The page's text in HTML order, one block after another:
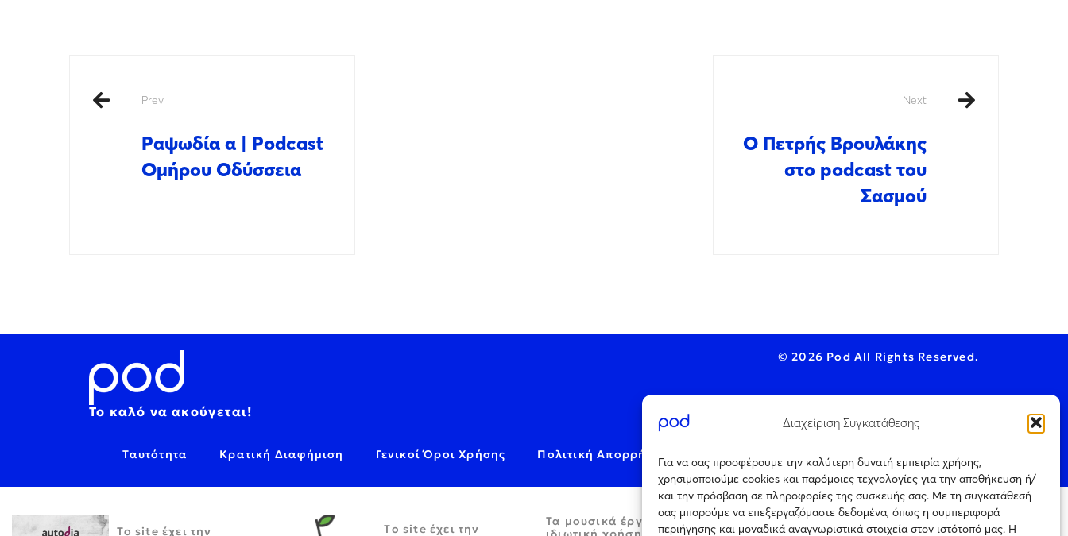
Διαχείριση Συγκατάθεσης
Για να σας προσφέρουμε την καλύτερη δυνατή εμπειρία χρήσης,
χρησιμοποιούμε cookies και παρόμοιες τεχνολογίες για την αποθήκευση ή/
και την πρόσβαση σε πληροφορίες της συσκευής σας. Με τη συγκατάθεσή
σας μπορούμε να επεξεργαζόμαστε δεδομένα, όπως η συμπεριφορά
περιήγησης και μοναδικά αναγνωριστικά στοιχεία στον ιστότοπό μας. Η
Prev
Ραψωδία α | Podcast
Ομήρου Οδύσσεια
Next
Ο Πετρής Βρουλάκης
στο podcast του
Σασμού
Το καλό να ακούγεται!
© 2026 Pod All Rights Reserved.
Ταυτότητα Κρατική Διαφήμιση Γενικοί Όροι Χρήσης Πολιτική Απορρήτου Cookie Policy
Το site έχει την
Tο site έχει την
Τα μουσικά έργα παρέχονται μόνο για
Πιστοποίηση